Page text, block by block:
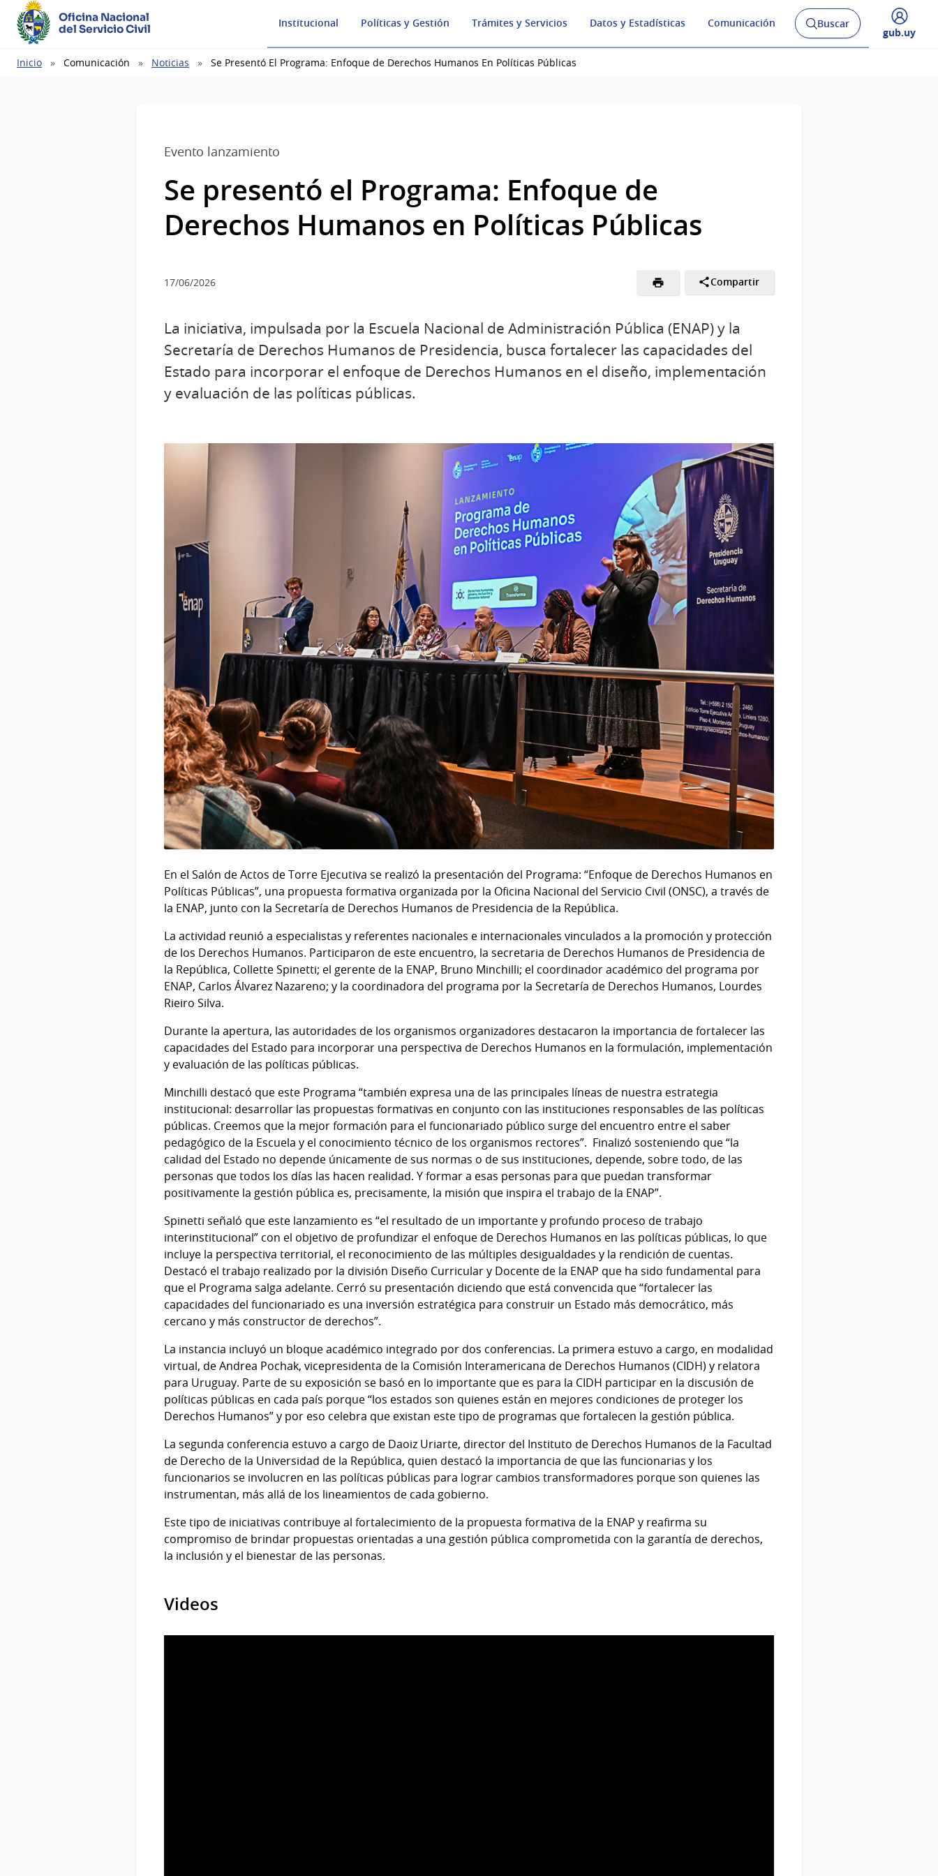
Oficina Nacional
del Servicio Civil
Institucional Políticas y Gestión Trámites y Servicios Datos y Estadísticas Comunicación
Abrir
buscador
Buscar
Desplegar
gub.uy
Ruta
Inicio Comunicación Noticias Se Presentó El Programa: Enfoque de Derechos Humanos En Políticas Públicas
Evento lanzamiento
Se presentó el Programa: Enfoque de
Derechos Humanos en Políticas Públicas
17/06/2026 Compartir
La iniciativa, impulsada por la Escuela Nacional de Administración Pública (ENAP) y la
Secretaría de Derechos Humanos de Presidencia, busca fortalecer las capacidades del
Estado para incorporar el enfoque de Derechos Humanos en el diseño, implementación
y evaluación de las políticas públicas.
En el Salón de Actos de Torre Ejecutiva se realizó la presentación del Programa: “Enfoque de Derechos Humanos en
Políticas Públicas”, una propuesta formativa organizada por la Oficina Nacional del Servicio Civil (ONSC), a través de
la ENAP, junto con la Secretaría de Derechos Humanos de Presidencia de la República.
La actividad reunió a especialistas y referentes nacionales e internacionales vinculados a la promoción y protección
de los Derechos Humanos. Participaron de este encuentro, la secretaria de Derechos Humanos de Presidencia de
la República, Collette Spinetti; el gerente de la ENAP, Bruno Minchilli; el coordinador académico del programa por
ENAP, Carlos Álvarez Nazareno; y la coordinadora del programa por la Secretaría de Derechos Humanos, Lourdes
Rieiro Silva.
Durante la apertura, las autoridades de los organismos organizadores destacaron la importancia de fortalecer las
capacidades del Estado para incorporar una perspectiva de Derechos Humanos en la formulación, implementación
y evaluación de las políticas públicas.
Minchilli destacó que este Programa “también expresa una de las principales líneas de nuestra estrategia
institucional: desarrollar las propuestas formativas en conjunto con las instituciones responsables de las políticas
públicas. Creemos que la mejor formación para el funcionariado público surge del encuentro entre el saber
pedagógico de la Escuela y el conocimiento técnico de los organismos rectores”. Finalizó sosteniendo que “la
calidad del Estado no depende únicamente de sus normas o de sus instituciones, depende, sobre todo, de las
personas que todos los días las hacen realidad. Y formar a esas personas para que puedan transformar
positivamente la gestión pública es, precisamente, la misión que inspira el trabajo de la ENAP”.
Spinetti señaló que este lanzamiento es “el resultado de un importante y profundo proceso de trabajo
interinstitucional” con el objetivo de profundizar el enfoque de Derechos Humanos en las políticas públicas, lo que
incluye la perspectiva territorial, el reconocimiento de las múltiples desigualdades y la rendición de cuentas.
Destacó el trabajo realizado por la división Diseño Curricular y Docente de la ENAP que ha sido fundamental para
que el Programa salga adelante. Cerró su presentación diciendo que está convencida que “fortalecer las
capacidades del funcionariado es una inversión estratégica para construir un Estado más democrático, más
cercano y más constructor de derechos”.
La instancia incluyó un bloque académico integrado por dos conferencias. La primera estuvo a cargo, en modalidad
virtual, de Andrea Pochak, vicepresidenta de la Comisión Interamericana de Derechos Humanos (CIDH) y relatora
para Uruguay. Parte de su exposición se basó en lo importante que es para la CIDH participar en la discusión de
políticas públicas en cada país porque “los estados son quienes están en mejores condiciones de proteger los
Derechos Humanos” y por eso celebra que existan este tipo de programas que fortalecen la gestión pública.
La segunda conferencia estuvo a cargo de Daoiz Uriarte, director del Instituto de Derechos Humanos de la Facultad
de Derecho de la Universidad de la República, quien destacó la importancia de que las funcionarias y los
funcionarios se involucren en las políticas públicas para lograr cambios transformadores porque son quienes las
instrumentan, más allá de los lineamientos de cada gobierno.
Este tipo de iniciativas contribuye al fortalecimiento de la propuesta formativa de la ENAP y reafirma su
compromiso de brindar propuestas orientadas a una gestión pública comprometida con la garantía de derechos,
la inclusión y el bienestar de las personas.
Videos